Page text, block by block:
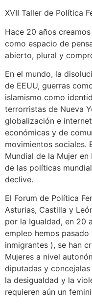
XVII Taller de Política
Hace 20 años
como espacio de
abierto, plural y
En el mundo, la
de EEUU, guerras
islamismo como
terrorristas de Nueva
globalización e
económicas y de
movimientos sociales.
Mundial de la Mujer
de las políticas
declive.
El Forum de Política
Asturias, Castilla y
por la Igualdad, en 20
empleo hemos
inmigrantes ), se han
Mujeres a nivel
diputadas y concejalas
la desigualdad y la
requieren aún un